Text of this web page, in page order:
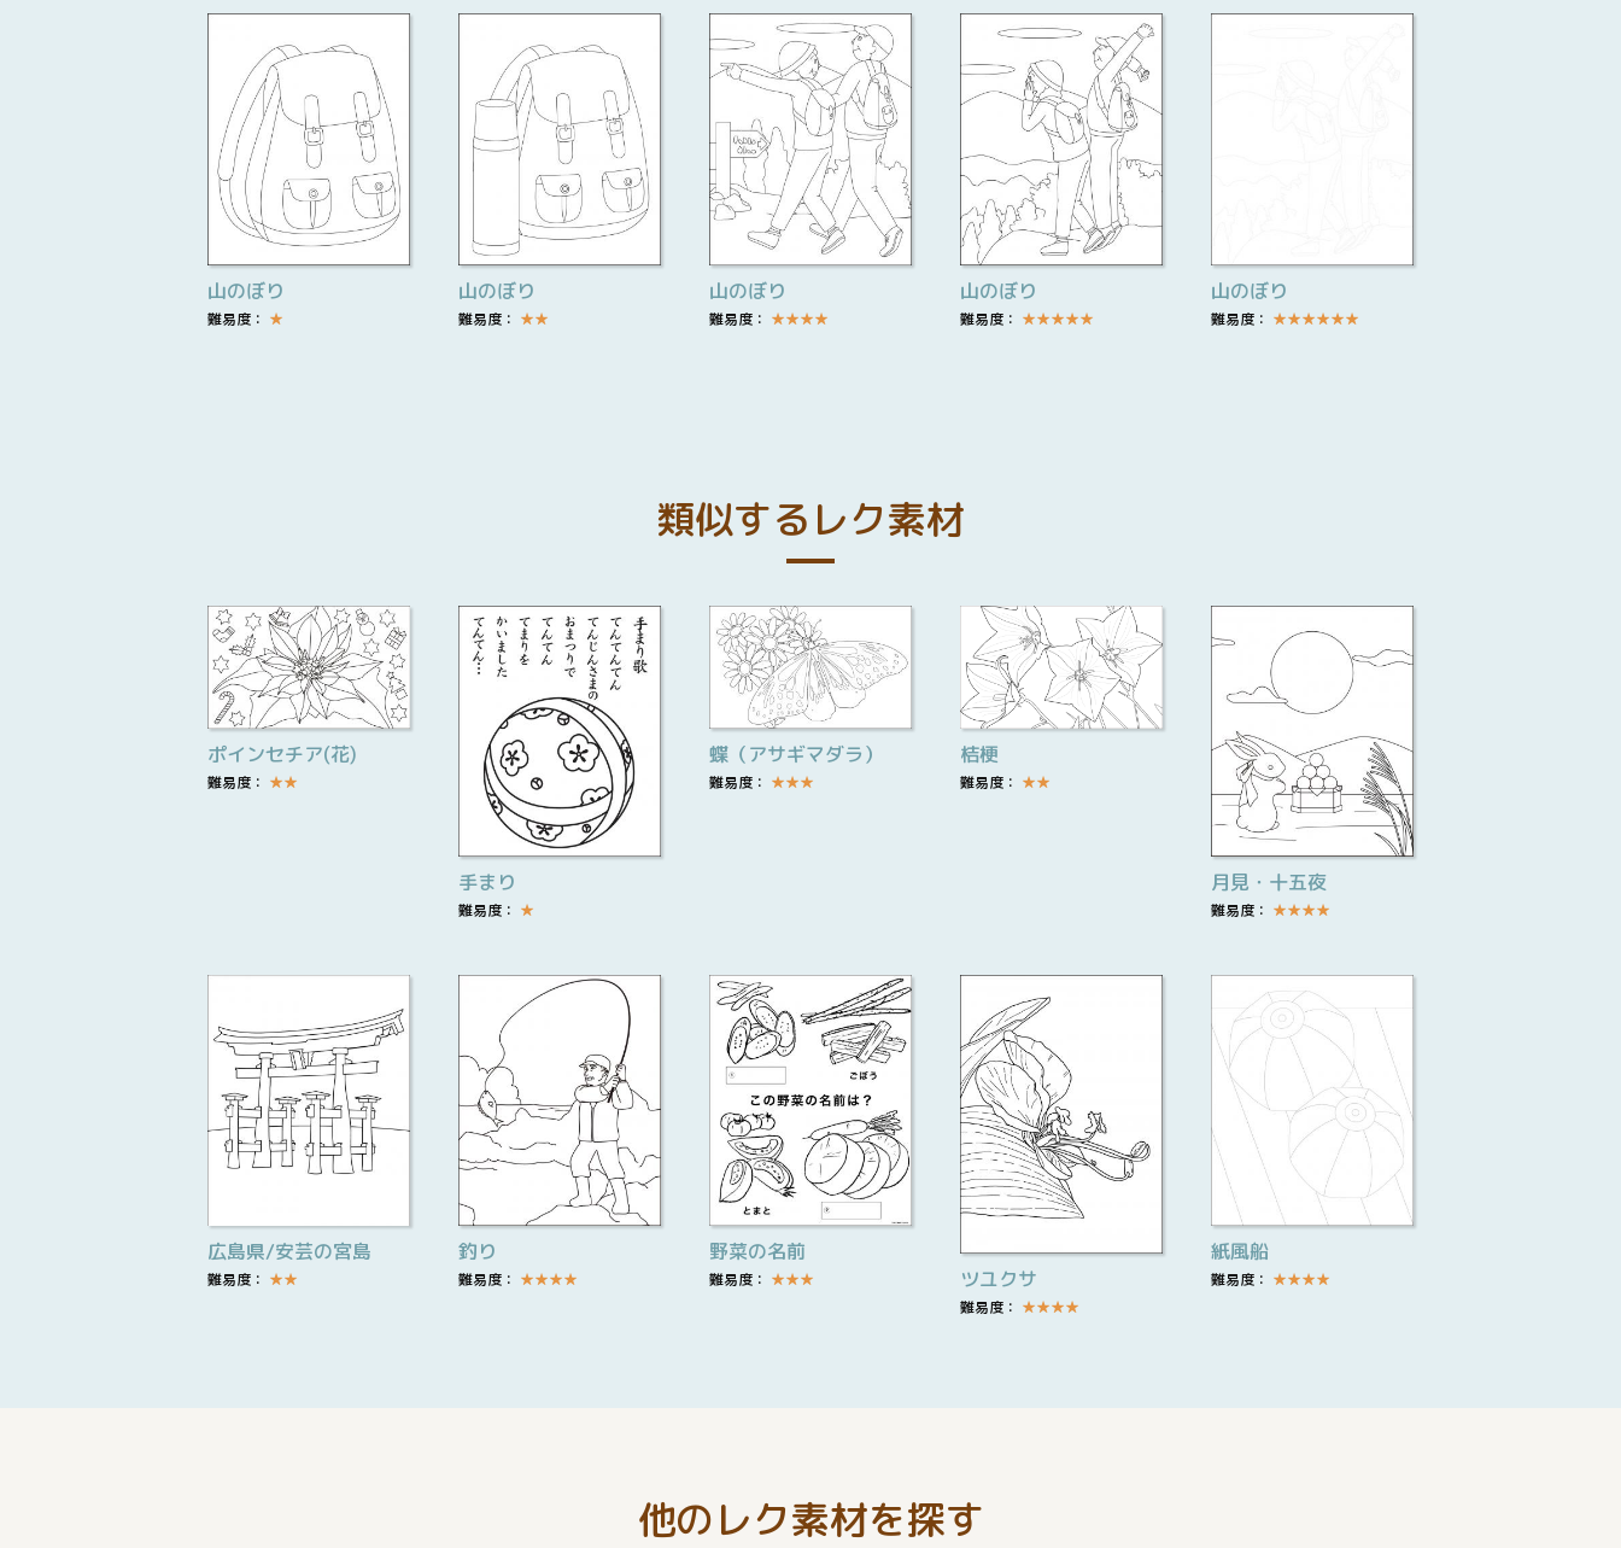
山のぼり
難易度： ★
山のぼり
難易度： ★★
山のぼり
難易度： ★★★★
山のぼり
難易度： ★★★★★
山のぼり
難易度： ★★★★★★
類似するレク素材
ポインセチア(花)
難易度： ★★
手まり
難易度： ★
蝶（アサギマダラ）
難易度： ★★★
桔梗
難易度： ★★
月見・十五夜
難易度： ★★★★
広島県/安芸の宮島
難易度： ★★
釣り
難易度： ★★★★
野菜の名前
難易度： ★★★ ツユクサ
難易度： ★★★★
紙風船
難易度： ★★★★
他のレク素材を探す